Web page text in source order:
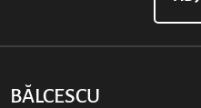
BĂLCESCU